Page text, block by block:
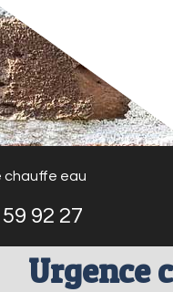
chauffe eau
92 27
Urgence